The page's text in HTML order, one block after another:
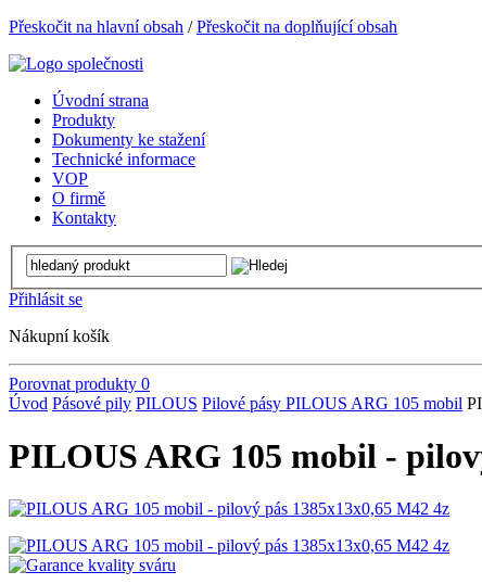
Přeskočit na hlavní obsah /Přeskočit na doplňující obsah
Úvodní strana
Produkty
Dokumenty ke stažení
Technické informace
VOP
O firmě
Kontakty
Přihlásit se
Nákupní košík
Porovnat produkty 0
Úvod Pásové pily PILOUS Pilové pásy PILOUS ARG 105 mobil
PILOUS ARG 105 mobil -